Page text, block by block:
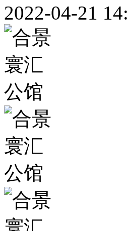
2022-04-21